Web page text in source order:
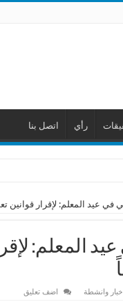
رأي اتصل بنا
في عيد المعلم: لإقرار قوانين
المعلم:
وانشطة اضف تعليق